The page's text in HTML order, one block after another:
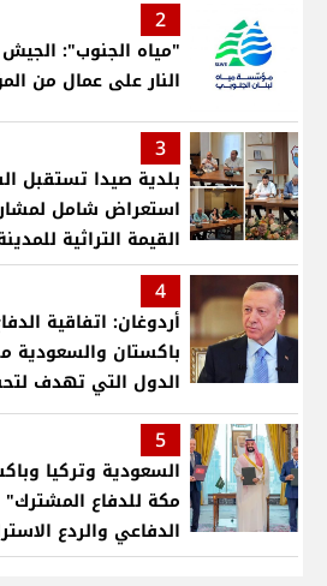
2
"مياه الجنوب":
النار على عمال من
3
بلدية صيدا تستقبل
استعراض شامل
القيمة التراثية
4
أردوغان: اتفاقية
باكستان والسعودية
الدول التي تهدف
بمنطقتنا
5
السعودية وتركيا
مكة للدفاع المشترك"
الدفاعي والردع